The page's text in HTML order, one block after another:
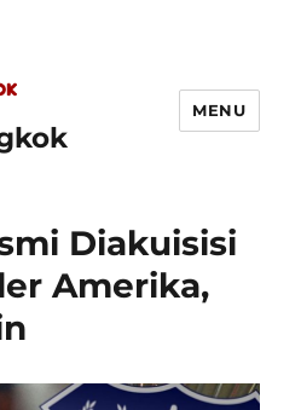
MENU
Diakuisisi
Amerika,